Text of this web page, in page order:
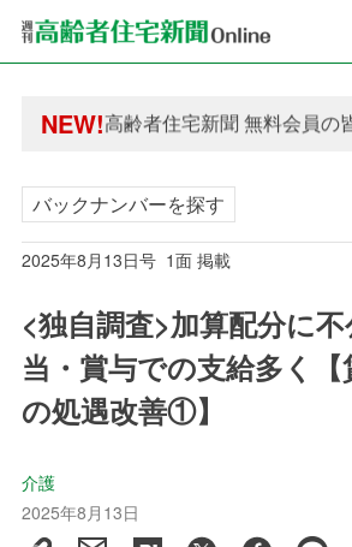
NEW!
年間購読制度変更のお知ら
年間購読制度変更のお知ら
バックナンバーを探す
2025年8月13日号 1面 掲載
<独自調査>加算配分に
当・賞与での支給多く
の処遇改善①】
介護
2025年8月13日